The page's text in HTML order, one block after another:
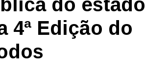
do estado
4ª Edição do